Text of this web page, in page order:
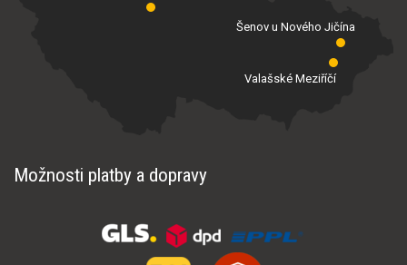
Valašské Meziříčí
Šenov u Nového Jičína
Možnosti platby a dopravy